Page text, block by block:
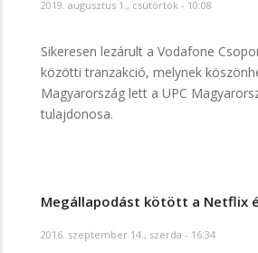
2019. augusztus 1., csütörtök - 10:08
Sikeresen lezárult a Vodafone
közötti tranzakció, melynek
Magyarország lett a UPC
tulajdonosa.
Megállapodást kötött a Netflix
2016. szeptember 14., szerda - 16:34